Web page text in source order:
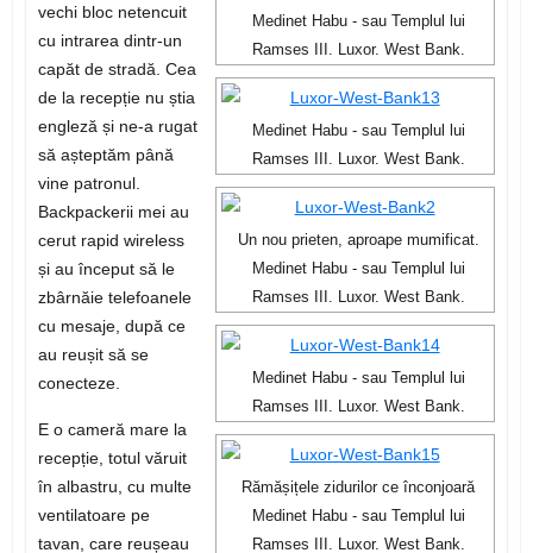
Medinet Habu - sau Templul lui
Ramses III. Luxor. West Bank.
Medinet Habu - sau Templul lui
Ramses III. Luxor. West Bank.
Un nou prieten, aproape mumificat.
Medinet Habu - sau Templul lui
Ramses III. Luxor. West Bank.
Medinet Habu - sau Templul lui
Ramses III. Luxor. West Bank.
Rămășițele zidurilor ce înconjoară
Medinet Habu - sau Templul lui
Ramses III. Luxor. West Bank.
vechi bloc netencuit
cu intrarea dintr-un
capăt de stradă. Cea
de la recepție nu știa
engleză și ne-a rugat
să așteptăm până
vine patronul.
Backpackerii mei au
cerut rapid wireless
și au început să le
zbârnăie telefoanele
cu mesaje, după ce
au reușit să se
conecteze.
E o cameră mare la
recepție, totul văruit
în albastru, cu multe
ventilatoare pe
tavan, care reușeau